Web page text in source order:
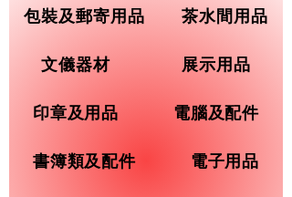
包裝及郵寄用品 茶水間用品
文儀器材 展示用品
印章及用品 電腦及配件
書簿類及配件 電子用品